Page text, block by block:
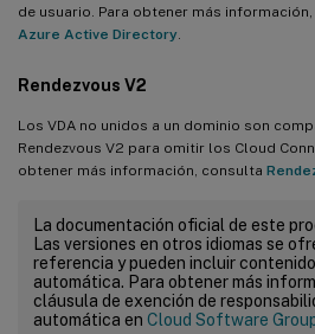
de usuario. Para obtener más
Azure Active Directory
Rendezvous V2
Los VDA no unidos a un dominio son
Rendezvous V2 para omitir los Cloud
obtener más información, consulta
La documentación oficial de este
Las versiones en otros idiomas se
referencia y pueden incluir
automática. Para obtener más
cláusula de exención de
automática en Cloud Software